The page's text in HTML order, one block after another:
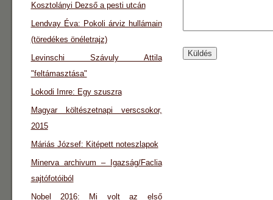
Kosztolányi Dezső a pesti utcán
Lendvay Éva: Pokoli árviz hullámain
(töredékes önéletrajz)
Levinschi Szávuly Attila
"feltámasztása"
Lokodi Imre: Egy szuszra
Magyar költészetnapi verscsokor,
2015
Máriás József: Kitépett noteszlapok
Minerva archivum – Igazság/Faclia
sajtófotóiból
Nobel 2016: Mi volt az első